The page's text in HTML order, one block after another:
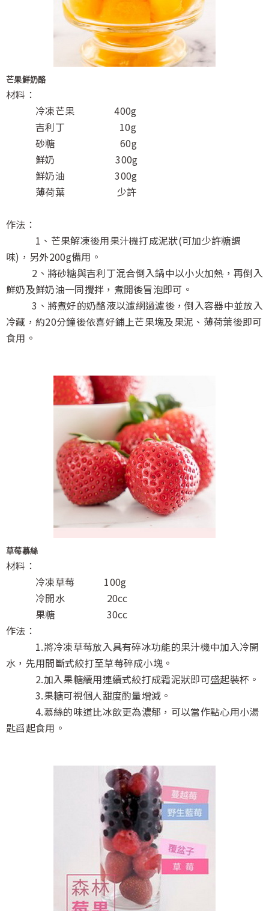
芒果鮮奶酪
材料：
冷凍芒果 400g
吉利丁 10g
砂糖 60g
鮮奶 300g
鮮奶油 300g
薄荷葉 少許
作法：
1、芒果解凍後用果汁機打成泥狀(可加少許糖調
味)，另外200g備用。
2、將砂糖與吉利丁混合倒入鍋中以小火加熱，再倒入
鮮奶及鮮奶油一同攪拌，煮開後冒泡即可。
3、將煮好的奶酪液以濾網過濾後，倒入容器中並放入
冷藏，約20分鐘後依喜好鋪上芒果塊及果泥、薄荷葉後即可
食用。
草莓慕絲
材料：
冷凍草莓 100g
冷開水 20cc
果糖 30cc
作法：
1.將冷凍草莓放入具有碎冰功能的果汁機中加入冷開
水，先用間斷式絞打至草莓碎成小塊。
2.加入果糖續用連續式絞打成霜泥狀即可盛起裝杯。
3.果糖可視個人甜度酌量增減。
4.慕絲的味道比冰飲更為濃郁，可以當作點心用小湯
匙舀起食用。